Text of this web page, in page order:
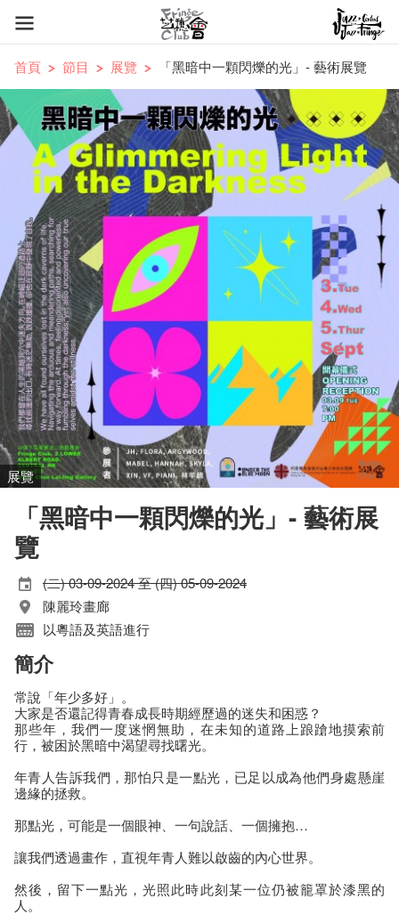
首頁 節目 展覽 「黑暗中一顆閃爍的光」- 藝術展覽
展覽
「黑暗中一顆閃爍的光」- 藝術展
覽
(二) 03-09-2024 至 (四) 05-09-2024
陳麗玲畫廊
以粵語及英語進行
簡介
常說「年少多好」。
大家是否還記得青春成長時期經歷過的迷失和困惑？
那些年，我們一度迷惘無助，在未知的道路上踉蹌地摸索前
行，被困於黑暗中渴望尋找曙光。
年青人告訴我們，那怕只是一點光，已足以成為他們身處懸崖
邊緣的拯救。
那點光，可能是一個眼神、一句說話、一個擁抱…
讓我們透過畫作，直視年青人難以啟齒的內心世界。
然後，留下一點光，光照此時此刻某一位仍被籠罩於漆黑的
人。